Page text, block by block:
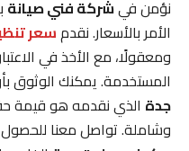
نؤمن فيشركة فني صيانة
الأمر بالأسعار. نقدمسعر
ومعقولًا، مع الأخذ في
المستخدمة. يمكنك الوثوق
جدة الذي نقدمه هو قيمة
وشاملة. تواصل معنا